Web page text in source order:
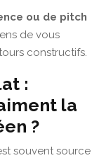
ou de pitch
de vous
constructifs.
:
la
?
souvent source